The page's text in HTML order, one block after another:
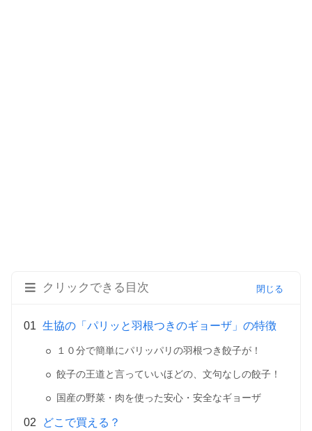
クリックできる目次
生協の「パリッと羽根つきのギョーザ」の特徴
１０分で簡単にパリッパリの羽根つき餃子が！
餃子の王道と言っていいほどの、文句なしの餃子！
国産の野菜・肉を使った安心・安全なギョーザ
どこで買える？